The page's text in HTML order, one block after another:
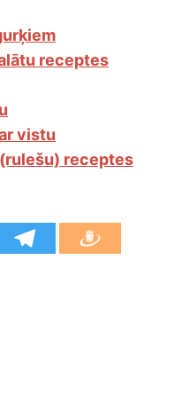
receptes
vistu
receptes